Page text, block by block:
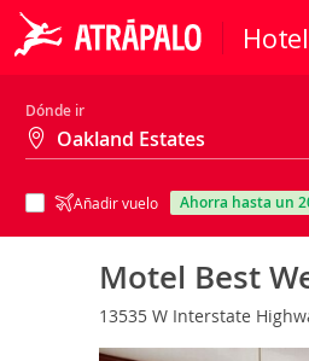
Dónde ir
Añadir vuelo ahorra hasta un
Motel Best
13535 W Interstate